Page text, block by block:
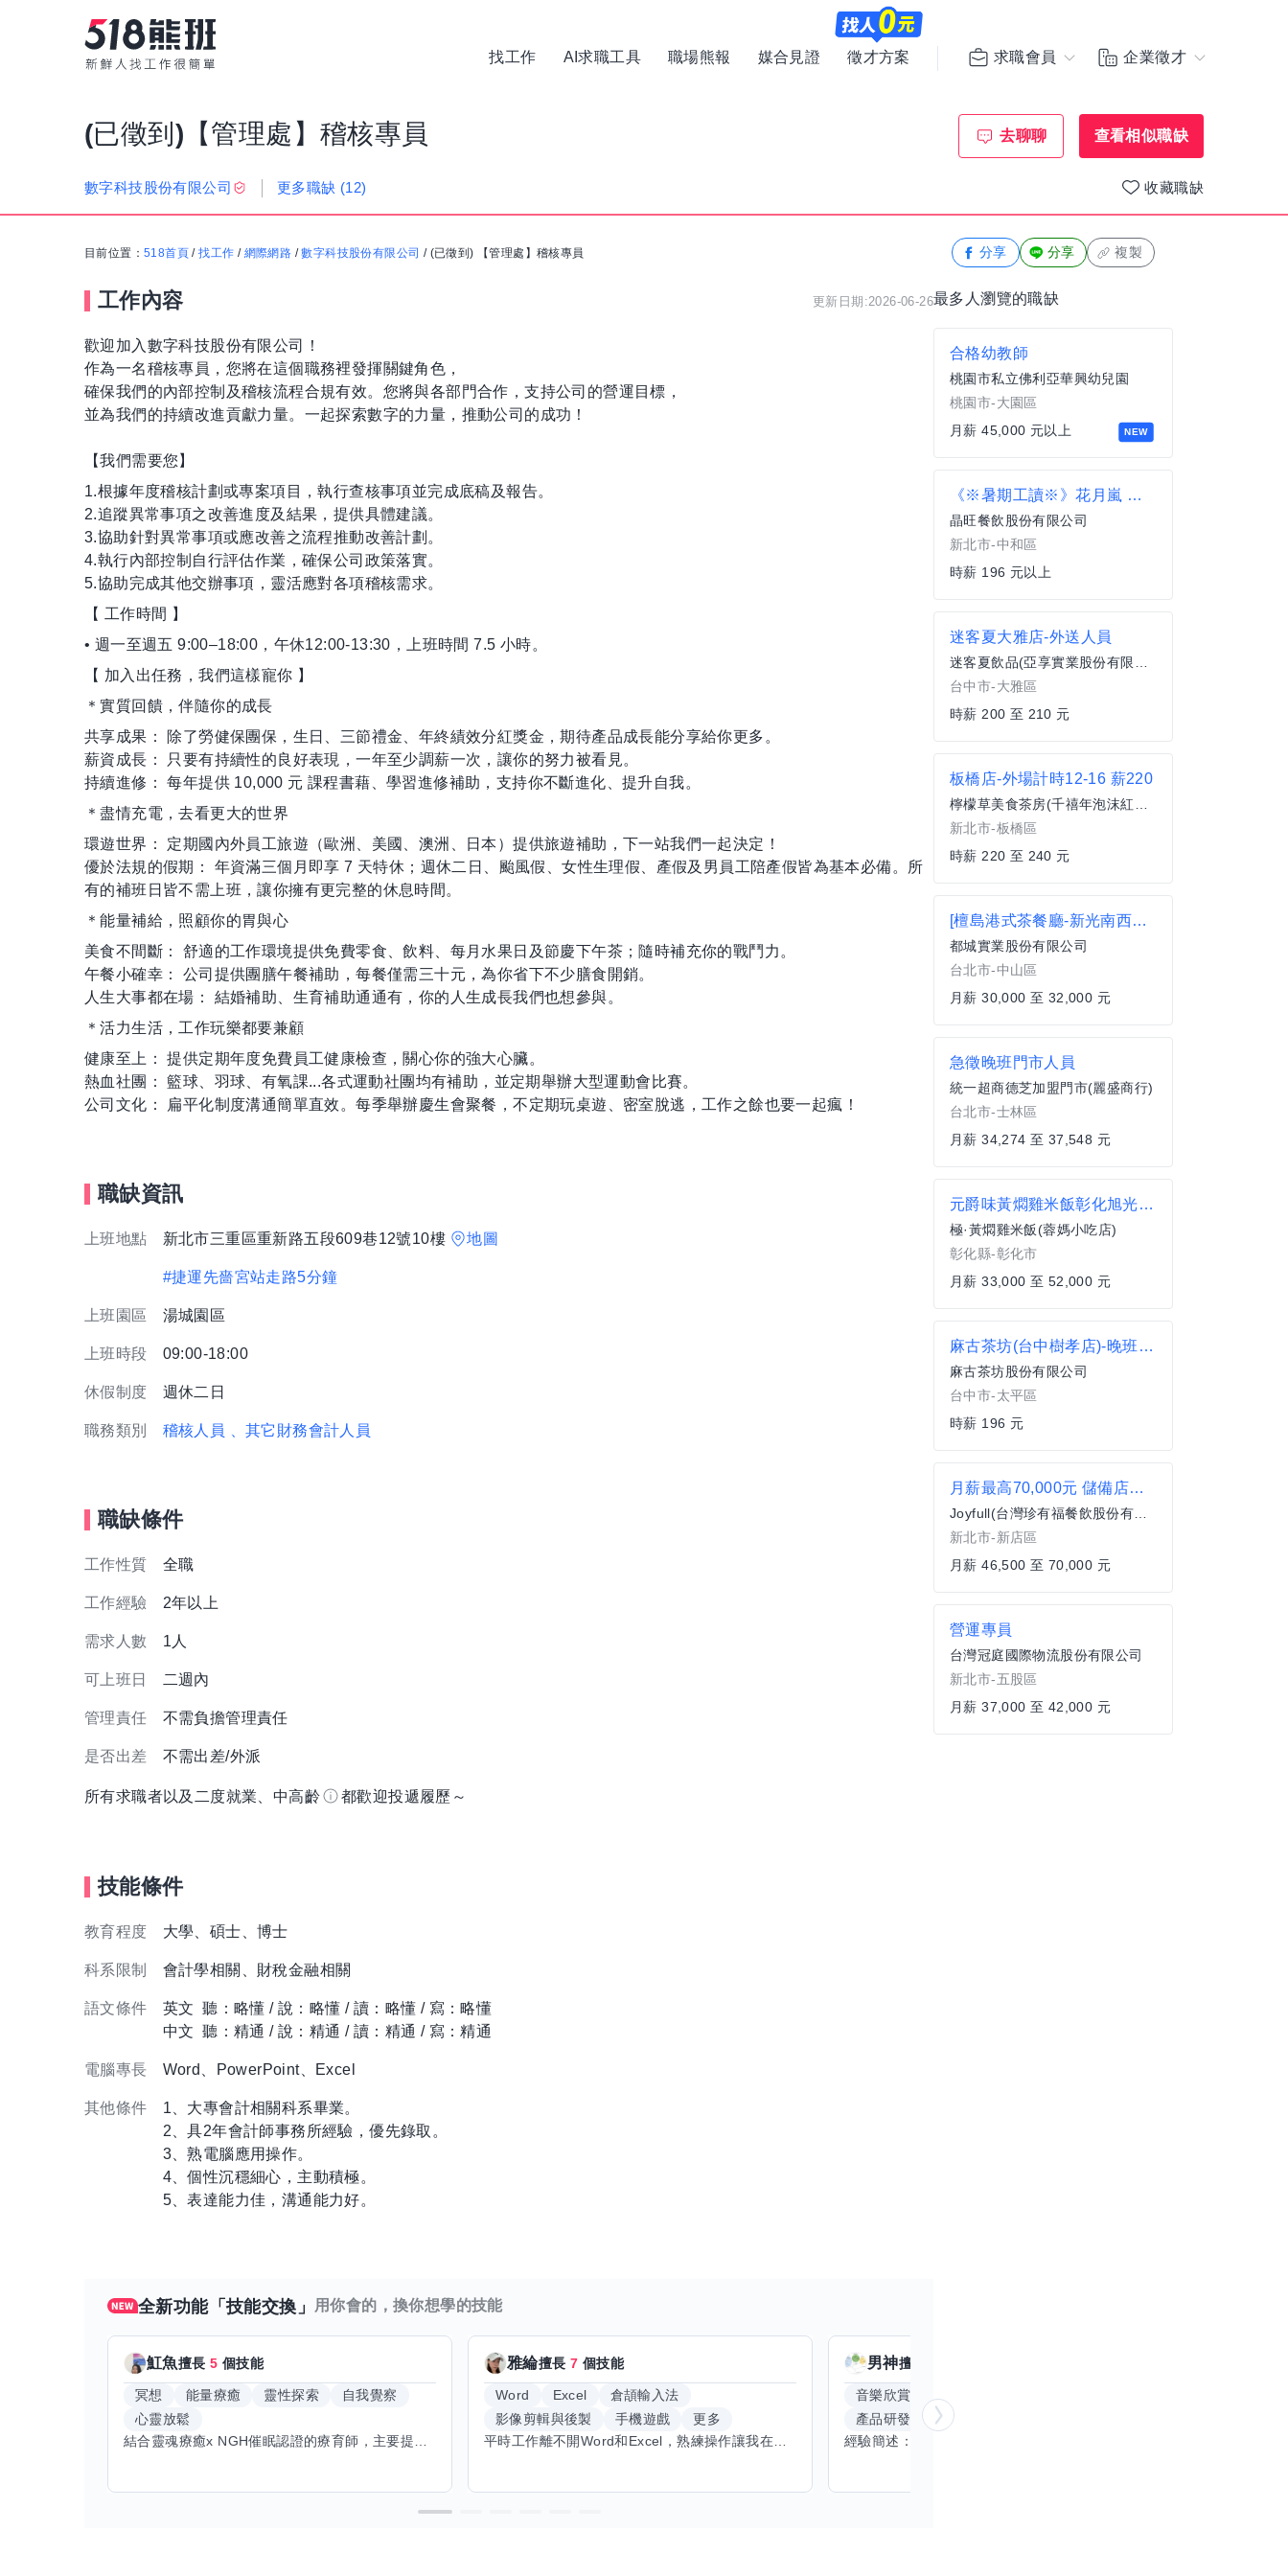
找工作 AI求職工具 職場熊報 媒合見證 徵才方案 求職會員 企業徵才
(已徵到)【管理處】稽核專員 去聊聊 查看相似職缺
數字科技股份有限公司 更多職缺 (12) 收藏職缺
目前位置： 518首頁 /找工作 / 網際網路 /數字科技股份有限公司 / (已徵到) 【管理處】稽核專員
工作內容 更新日期:2026-06-26
歡迎加入數字科技股份有限公司！
作為一名稽核專員，您將在這個職務裡發揮關鍵角色，
確保我們的內部控制及稽核流程合規有效。您將與各部門合作，支持公司的營運目標，
並為我們的持續改進貢獻力量。一起探索數字的力量，推動公司的成功！
【我們需要您】
1.根據年度稽核計劃或專案項目，執行查核事項並完成底稿及報告。
2.追蹤異常事項之改善進度及結果，提供具體建議。
3.協助針對異常事項或應改善之流程推動改善計劃。
4.執行內部控制自行評估作業，確保公司政策落實。
5.協助完成其他交辦事項，靈活應對各項稽核需求。
【 工作時間 】
• 週一至週五 9:00–18:00，午休12:00-13:30，上班時間 7.5 小時。
【 加入出任務，我們這樣寵你 】
＊實質回饋，伴隨你的成長
共享成果： 除了勞健保團保，生日、三節禮金、年終績效分紅獎金，期待產品成長能分享給你更多。
薪資成長： 只要有持續性的良好表現，一年至少調薪一次，讓你的努力被看見。
持續進修： 每年提供 10,000 元 課程書藉、學習進修補助，支持你不斷進化、提升自我。
＊盡情充電，去看更大的世界
環遊世界： 定期國內外員工旅遊（歐洲、美國、澳洲、日本）提供旅遊補助，下一站我們一起決定！
優於法規的假期： 年資滿三個月即享 7 天特休；週休二日、颱風假、女性生理假、產假及男員工陪產假皆為基本必備。所
有的補班日皆不需上班，讓你擁有更完整的休息時間。
＊能量補給，照顧你的胃與心
美食不間斷： 舒適的工作環境提供免費零食、飲料、每月水果日及節慶下午茶；隨時補充你的戰鬥力。
午餐小確幸： 公司提供團膳午餐補助，每餐僅需三十元，為你省下不少膳食開銷。
人生大事都在場： 結婚補助、生育補助通通有，你的人生成長我們也想參與。
＊活力生活，工作玩樂都要兼顧
健康至上： 提供定期年度免費員工健康檢查，關心你的強大心臟。
熱血社團： 籃球、羽球、有氧課...各式運動社團均有補助，並定期舉辦大型運動會比賽。
公司文化： 扁平化制度溝通簡單直效。每季舉辦慶生會聚餐，不定期玩桌遊、密室脫逃，工作之餘也要一起瘋！
職缺資訊
上班地點 新北市三重區重新路五段609巷12號10樓 地圖
#捷運先嗇宮站走路5分鐘
上班園區 湯城園區
上班時段 09:00-18:00
休假制度 週休二日
職務類別 稽核人員 、其它財務會計人員
職缺條件
工作性質 全職
工作經驗 2年以上
需求人數 1人
可上班日 二週內
管理責任 不需負擔管理責任
是否出差 不需出差/外派
所有求職者以及二度就業、中高齡 都歡迎投遞履歷～
技能條件
教育程度 大學、碩士、博士
科系限制 會計學相關、財稅金融相關
語文條件
英文 聽：略懂 / 說：略懂 / 讀：略懂 / 寫：略懂
中文 聽：精通 / 說：精通 / 讀：精通 / 寫：精通
電腦專長 Word、PowerPoint、Excel
其他條件
1、大專會計相關科系畢業。
2、具2年會計師事務所經驗，優先錄取。
3、熟電腦應用操作。
4、個性沉穩細心，主動積極。
5、表達能力佳，溝通能力好。
全新功能「技能交換」 用你會的，換你想學的技能
魟魚擅長5 個技能
冥想 能量療癒 靈性探索
自我覺察
心靈放鬆
結合靈魂療癒x NGH催眠認證的療育師，主要提供潛意識探索和靈魂導向的催眠療育。你會全程100%清醒跟我對話。
雅綸擅長7 個技能
Word Excel
倉頡輸入法
影像剪輯與後製
手機遊戲
更多
平時工作離不開Word和Excel，熟練操作讓我在文件整理和數據處理上都得心應手，還能用倉頡輸入法快速打字。近期想挑戰英文學習，希望能透過交換技能一起進步！如果你英文流利，需要中文或電腦技巧輔助，歡迎找我搭檔，咱們一起歡樂學習，互相激勵，成為彼此的學習小夥伴！
男神擅長
音樂欣賞 顧問服務
產品研發
跨部門協作
分享 分享 複製
最多人瀏覽的職缺
NEW
合格幼教師
桃園市私立佛利亞華興幼兒園
桃園市-大園區
月薪 45,000 元以上
《※暑期工讀※》花月嵐 中和環球店—外場/內場兼職人員
晶旺餐飲股份有限公司
新北市-中和區
時薪 196 元以上
迷客夏大雅店-外送人員
迷客夏飲品(亞享實業股份有限公司)
台中市-大雅區
時薪 200 至 210 元
板橋店-外場計時12-16 薪220
檸檬草美食茶房(千禧年泡沫紅茶店)
新北市-板橋區
時薪 220 至 240 元
[檀島港式茶餐廳-新光南西店]中廚打伙
都城實業股份有限公司
台北市-中山區
月薪 30,000 至 32,000 元
急徵晚班門市人員
統一超商德芝加盟門市(麗盛商行)
台北市-士林區
月薪 34,274 至 37,548 元
元爵味黃燜雞米飯彰化旭光店內場
極·黃燜雞米飯(蓉媽小吃店)
彰化縣-彰化市
月薪 33,000 至 52,000 元
麻古茶坊(台中樹孝店)-晚班計時人員
麻古茶坊股份有限公司
台中市-太平區
時薪 196 元
月薪最高70,000元 儲備店長/副店長 強力募集 歡迎二度就業 《台灣珍有福Joyfull-新店碧潭店》
Joyfull(台灣珍有福餐飲股份有限公司)
新北市-新店區
月薪 46,500 至 70,000 元
營運專員
台灣冠庭國際物流股份有限公司
新北市-五股區
月薪 37,000 至 42,000 元